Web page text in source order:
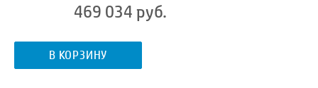
469 034 руб.
В КОРЗИНУ